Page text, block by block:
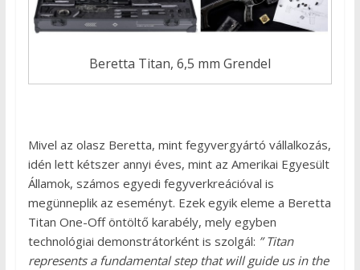
Beretta Titan, 6,5 mm Grendel
Mivel az olasz Beretta, mint fegyvergyártó vállalkozás,
idén lett kétszer annyi éves, mint az Amerikai Egyesült
Államok, számos egyedi fegyverkreációval is
megünneplik az eseményt. Ezek egyik eleme a Beretta
Titan One-Off öntöltő karabély, mely egyben
technológiai demonstrátorként is szolgál: ” Titan
represents a fundamental step that will guide us in the